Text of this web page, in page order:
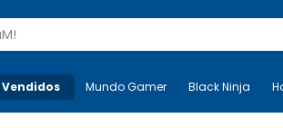
Mais-v- Mundo Gamer
Mundo Gamer Black Ninja